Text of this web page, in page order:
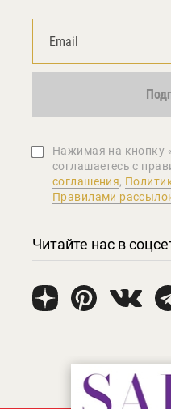
Нажимая на кнопку
соглашаетеcь с
соглашения,
Правилами
Читайте нас в